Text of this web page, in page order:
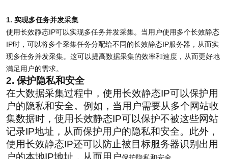
1. 实现多任务并发采集
使用长效静态IP可以实现多任务并发采集。当用户使用多个长效静态
IP时，可以将多个采集任务分配给不同的长效静态IP服务器，从而实
现多任务并发采集。这可以提高数据采集的效率和速度，从而更好地
满足用户的需求。
2. 保护隐私和安全
在大数据采集过程中，使用长效静态IP可以保护用
户的隐私和安全。例如，当用户需要从多个网站收
集数据时，使用长效静态IP可以保护不被这些网站
记录IP地址，从而保护用户的隐私和安全。此外，
使用长效静态IP还可以防止被目标服务器识别出用
户的本地IP地址，从而用户保护隐私和安全